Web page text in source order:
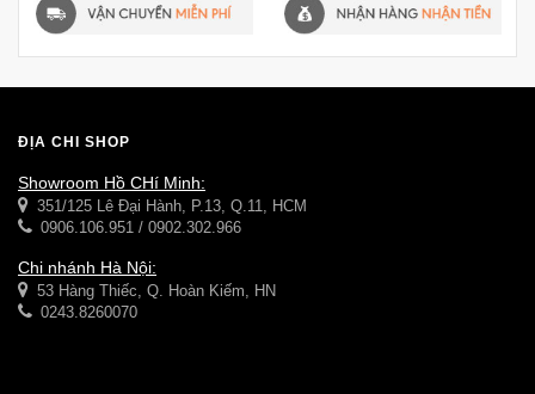
ĐỊA CHỈ SHOP
Showroom Hồ CHí Minh:
351/125 Lê Đại Hành, P.13, Q.11, HCM
0906.106.951 / 0902.302.966
Chi nhánh Hà Nội:
53 Hàng Thiếc, Q. Hoàn Kiếm, HN
0243.8260070